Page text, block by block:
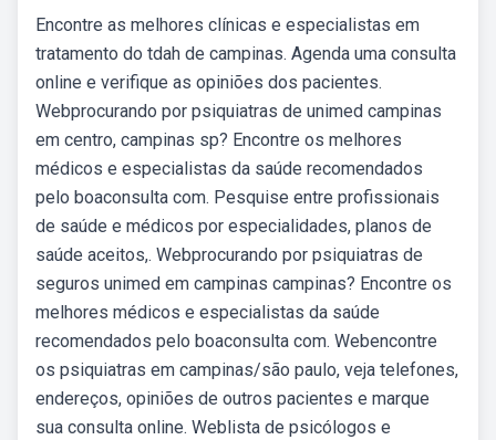
Encontre as melhores clínicas e especialistas em
tratamento do tdah de campinas. Agenda uma consulta
online e verifique as opiniões dos pacientes.
Webprocurando por psiquiatras de unimed campinas
em centro, campinas sp? Encontre os melhores
médicos e especialistas da saúde recomendados
pelo boaconsulta com. Pesquise entre profissionais
de saúde e médicos por especialidades, planos de
saúde aceitos,. Webprocurando por psiquiatras de
seguros unimed em campinas campinas? Encontre os
melhores médicos e especialistas da saúde
recomendados pelo boaconsulta com. Webencontre
os psiquiatras em campinas/são paulo, veja telefones,
endereços, opiniões de outros pacientes e marque
sua consulta online. Weblista de psicólogos e